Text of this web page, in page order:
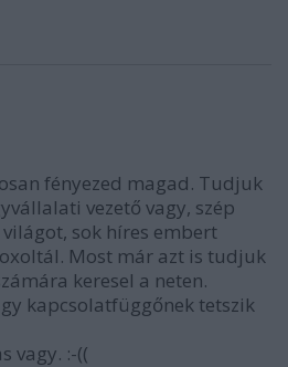
fényezed magad. Tudjuk
vezető vagy, szép
sok híres embert
Most már azt is tudjuk
keresel a neten.
kapcsolatfüggőnek tetszik
vagy. :-((